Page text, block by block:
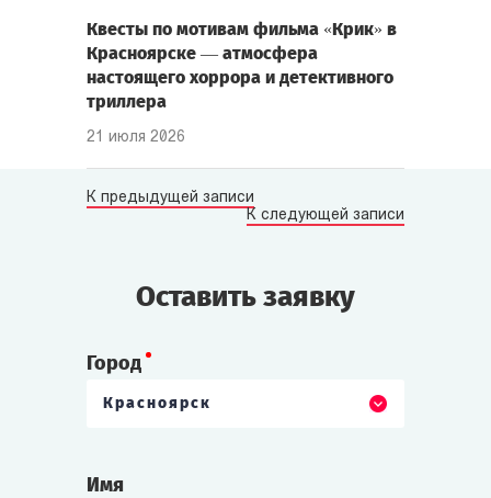
Квесты по мотивам фильма «Крик» в
Красноярске — атмосфера
настоящего хоррора и детективного
триллера
21 июля 2026
К предыдущей записи
К следующей записи
Оставить заявку
Город
Красноярск
Имя